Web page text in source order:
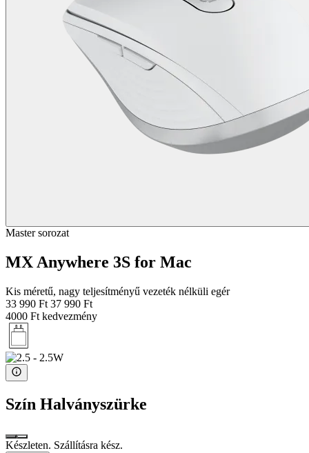
Master sorozat
MX Anywhere 3S for Mac
Kis méretű, nagy teljesítményű vezeték nélküli egér
33 990 Ft 37 990 Ft
4000 Ft kedvezmény
Szín Halványszürke
Készleten. Szállításra kész.